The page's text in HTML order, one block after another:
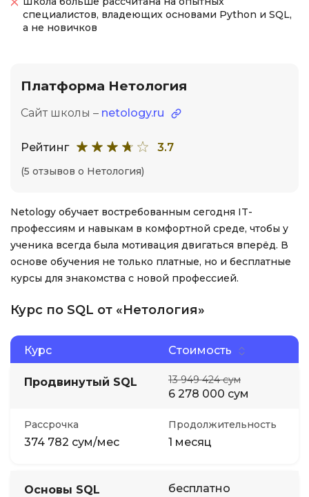
специалистов, владеющих основами Python и SQL,
а не новичков
Платформа Нетология
Сайт школы – netology.ru
Рейтинг 3.7
(5 отзывов о Нетология)
Netology обучает востребованным сегодня IT-
профессиям и навыкам в комфортной среде, чтобы у
ученика всегда была мотивация двигаться вперёд. В
основе обучения не только платные, но и бесплатные
курсы для знакомства с новой профессией.
Курс по SQL от «Нетология»
Курс Стоимость
Продвинутый SQL 13 949 424 сум
6 278 000 сум
Рассрочка
374 782 сум/мес
Продолжительность
1 месяц
Основы SQL бесплатно